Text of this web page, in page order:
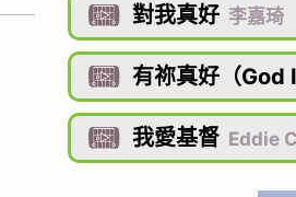
 對我真好 李嘉琦
 有祢真好（God
 我愛基督 Eddie